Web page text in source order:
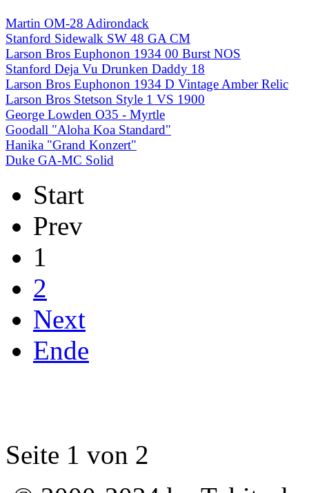
Martin OM-28 Adirondack
Stanford Sidewalk SW 48 GA CM
Larson Bros Euphonon 1934 00 Burst NOS
Stanford Deja Vu Drunken Daddy 18
Larson Bros Euphonon 1934 D Vintage Amber Relic
Larson Bros Stetson Style 1 VS 1900
George Lowden O35 - Myrtle
Goodall "Aloha Koa Standard"
Hanika "Grand Konzert"
Duke GA-MC Solid
Start
Prev
1
2
Next
Ende
Seite 1 von 2